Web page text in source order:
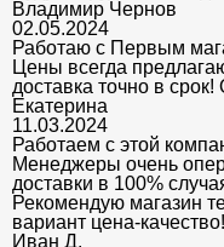
Владимир Чернов
02.05.2024
Работаю с Первым
Цены всегда
доставка точно в
Екатерина
11.03.2024
Работаем с этой
Менеджеры очень
доставки в 100%
Рекомендую магазин
вариант цена-качество!
Иван Д.